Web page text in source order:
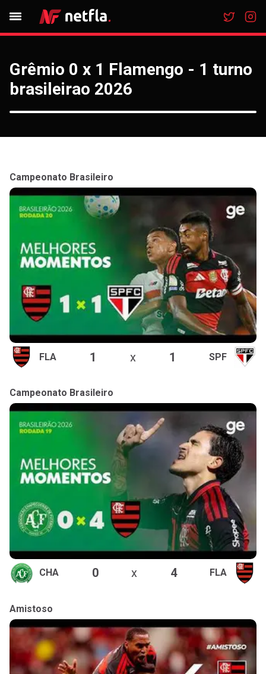
Grêmio 0 x 1 Flamengo - 1 turno
brasileirao 2026
Campeonato Brasileiro
FLA 1 x 1 SPF
Campeonato Brasileiro
CHA 0 x 4 FLA
Amistoso